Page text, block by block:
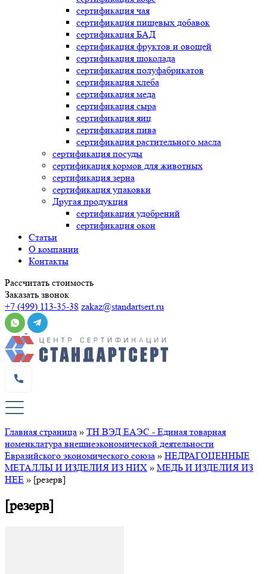
сертификация чая
сертификация пищевых добавок
сертификация БАД
сертификация фруктов и овощей
сертификация шоколада
сертификация полуфабрикатов
сертификация хлеба
сертификация меда
сертификация сыра
сертификация яиц
сертификация пива
сертификация растительного масла
сертификация посуды
сертификация кормов для животных
сертификация зерна
сертификация упаковки
Другая продукция
сертификация удобрений
сертификация окон
Статьи
О компании
Контакты
Рассчитать стоимость
Заказать звонок
+7 (499) 113-35-38 zakaz@standartsert.ru
Главная страница » ТН ВЭД ЕАЭС - Единая товарная
номенклатура внешнеэкономической деятельности
Евразийского экономического союза » НЕДРАГОЦЕННЫЕ
МЕТАЛЛЫ И ИЗДЕЛИЯ ИЗ НИХ » МЕДЬ И ИЗДЕЛИЯ ИЗ
НЕЕ » [резерв]
[резерв]